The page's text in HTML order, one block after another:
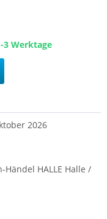
3 Werktage
2026
Händel HALLE Halle /